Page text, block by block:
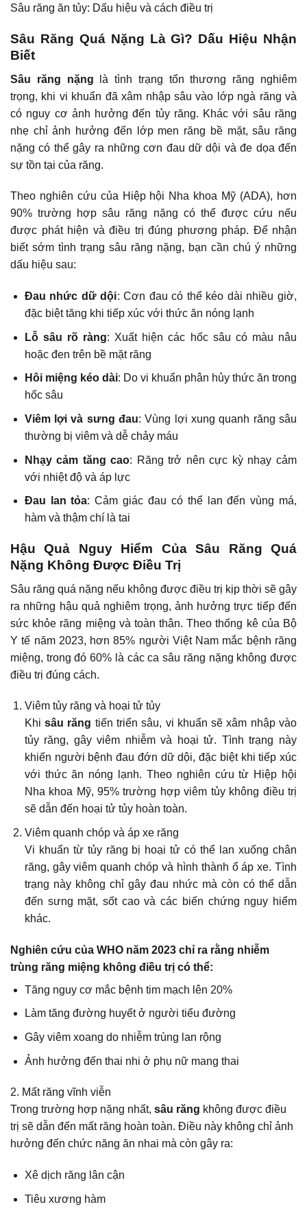
Sâu răng ăn tủy: Dấu hiệu và cách điều trị
Sâu Răng Quá Nặng Là Gì? Dấu Hiệu Nhận
Biết
Sâu răng nặng là tình trạng tổn thương răng nghiêm
trọng, khi vi khuẩn đã xâm nhập sâu vào lớp ngà răng và
có nguy cơ ảnh hưởng đến tủy răng. Khác với sâu răng
nhẹ chỉ ảnh hưởng đến lớp men răng bề mặt, sâu răng
nặng có thể gây ra những cơn đau dữ dội và đe dọa đến
sự tồn tại của răng.
Theo nghiên cứu của Hiệp hội Nha khoa Mỹ (ADA), hơn
90% trường hợp sâu răng nặng có thể được cứu nếu
được phát hiện và điều trị đúng phương pháp. Để nhận
biết sớm tình trạng sâu răng nặng, bạn cần chú ý những
dấu hiệu sau:
Đau nhức dữ dội: Cơn đau có thể kéo dài nhiều giờ,
đặc biệt tăng khi tiếp xúc với thức ăn nóng lạnh
Lỗ sâu rõ ràng: Xuất hiện các hốc sâu có màu nâu
hoặc đen trên bề mặt răng
Hôi miệng kéo dài: Do vi khuẩn phân hủy thức ăn trong
hốc sâu
Viêm lợi và sưng đau: Vùng lợi xung quanh răng sâu
thường bị viêm và dễ chảy máu
Nhạy cảm tăng cao: Răng trở nên cực kỳ nhạy cảm
với nhiệt độ và áp lực
Đau lan tỏa: Cảm giác đau có thể lan đến vùng má,
hàm và thậm chí là tai
Hậu Quả Nguy Hiểm Của Sâu Răng Quá
Nặng Không Được Điều Trị
Sâu răng quá nặng nếu không được điều trị kịp thời sẽ gây
ra những hậu quả nghiêm trọng, ảnh hưởng trực tiếp đến
sức khỏe răng miệng và toàn thân. Theo thống kê của Bộ
Y tế năm 2023, hơn 85% người Việt Nam mắc bệnh răng
miệng, trong đó 60% là các ca sâu răng nặng không được
điều trị đúng cách.
Viêm tủy răng và hoại tử tủy
Khisâu răng tiến triển sâu, vi khuẩn sẽ xâm nhập vào
tủy răng, gây viêm nhiễm và hoại tử. Tình trạng này
khiến người bệnh đau đớn dữ dội, đặc biệt khi tiếp xúc
với thức ăn nóng lạnh. Theo nghiên cứu từ Hiệp hội
Nha khoa Mỹ, 95% trường hợp viêm tủy không điều trị
sẽ dẫn đến hoại tử tủy hoàn toàn.
Viêm quanh chóp và áp xe răng
Vi khuẩn từ tủy răng bị hoại tử có thể lan xuống chân
răng, gây viêm quanh chóp và hình thành ổ áp xe. Tình
trạng này không chỉ gây đau nhức mà còn có thể dẫn
đến sưng mặt, sốt cao và các biến chứng nguy hiểm
khác.
Nghiên cứu của WHO năm 2023 chỉ ra rằng nhiễm
trùng răng miệng không điều trị có thể:
Tăng nguy cơ mắc bệnh tim mạch lên 20%
Làm tăng đường huyết ở người tiểu đường
Gây viêm xoang do nhiễm trùng lan rộng
Ảnh hưởng đến thai nhi ở phụ nữ mang thai
2. Mất răng vĩnh viễn
Trong trường hợp nặng nhất, sâu răng không được điều
trị sẽ dẫn đến mất răng hoàn toàn. Điều này không chỉ ảnh
hưởng đến chức năng ăn nhai mà còn gây ra:
Xê dịch răng lân cận
Tiêu xương hàm